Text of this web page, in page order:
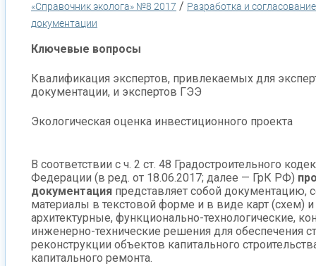
«Справочник эколога» №8 2017 / Разработка и
документации
Ключевые вопросы
Квалификация экспертов, привлекаемых для
документации, и экспертов ГЭЭ
Экологическая оценка инвестиционного проекта
В соответствии с ч. 2 ст. 48 Градостроительного
Федерации (в ред. от 18.06.2017; далее — ГрК РФ)
документация представляет собой
материалы в текстовой форме и в виде карт (схем)
архитектурные, функционально-технологические,
инженерно-технические решения для обеспечения
реконструкции объектов капитального
капитального ремонта.